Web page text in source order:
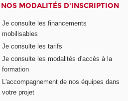
NOS MODALITÉS D'INSCRIPTION
Je consulte les financements
mobilisables
Je consulte les tarifs
Je consulte les modalités d'accès à la
formation
L'accompagnement de nos équipes dans
votre projet